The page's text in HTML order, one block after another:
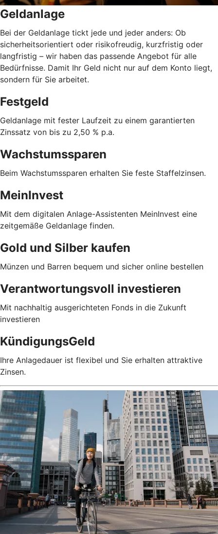
Geldanlage
Bei der Geldanlage tickt jede und jeder anders: Ob
sicherheitsorientiert oder risikofreudig, kurzfristig oder
langfristig – wir haben das passende Angebot für alle
Bedürfnisse. Damit Ihr Geld nicht nur auf dem Konto liegt,
sondern für Sie arbeitet.
Festgeld
Geldanlage mit fester Laufzeit zu einem garantierten
Zinssatz von bis zu 2,50 % p.a.
Wachstumssparen
Beim Wachstumssparen erhalten Sie feste Staffelzinsen.
MeinInvest
Mit dem digitalen Anlage-Assistenten MeinInvest eine
zeitgemäße Geldanlage finden.
Gold und Silber kaufen
Münzen und Barren bequem und sicher online bestellen
Verantwortungsvoll investieren
Mit nachhaltig ausgerichteten Fonds in die Zukunft
investieren
KündigungsGeld
Ihre Anlagedauer ist flexibel und Sie erhalten attraktive
Zinsen.